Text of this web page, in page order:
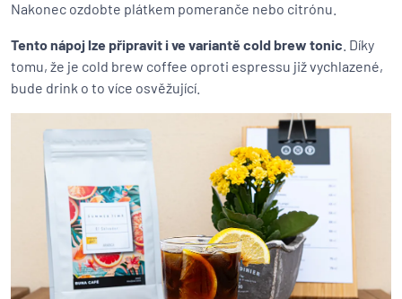
Nakonec ozdobte plátkem pomeranče nebo citrónu.
Tento nápoj lze připravit i ve variantě cold brew tonic . Díky
tomu, že je cold brew coffee oproti espressu již vychlazené,
bude drink o to více osvěžující.